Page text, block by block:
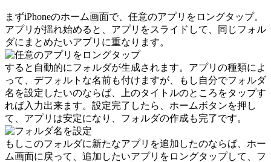
まずiPhoneのホーム画面で、任意のアプリをロングタップ。
アプリが揺れ始めると、アプリをスライドして、同じフォル
ダにまとめたいアプリに重なります。
すると自動的にフォルダが生成されます。アプリの種類によ
って、デフォルトな名前も付けますが、もし自分でフォルダ
名を設定したいのならば、上のタイトルのところをタップす
れば入力出来ます。設定完了したら、ホームボタンを押し
て、アプリは安定になり、フォルダの作成も完了です。
もしこのフォルダに新たなアプリを追加したのならば、ホー
ム画面に戻って、追加したいアプリをロングタップして、フ